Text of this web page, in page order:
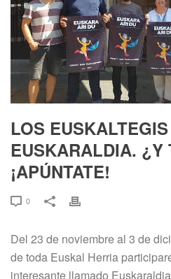
LOS
EUSKARALDIA. ¿Y
¡APÚNTATE!
0
Del 23 de noviembre al 3 de
de toda Euskal Herria
interesante llamado